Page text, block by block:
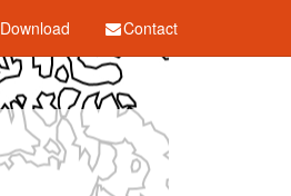
Download Contact